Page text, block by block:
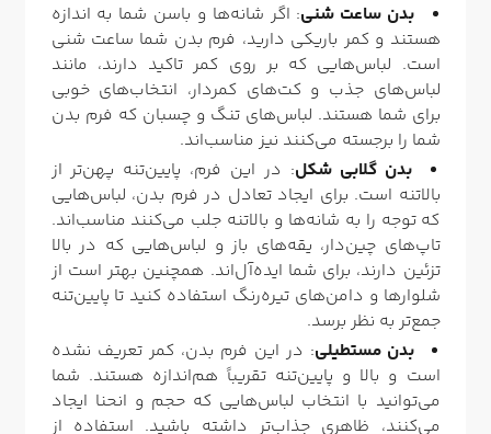
بدن ساعت شنی: اگر شانه‌ها و باسن شما به اندازه
هستند و کمر باریکی دارید، فرم بدن شما ساعت شنی
است. لباس‌هایی که بر روی کمر تاکید دارند، مانند
لباس‌های جذب و کت‌های کمردار، انتخاب‌های خوبی
برای شما هستند. لباس‌های تنگ و چسبان که فرم بدن
شما را برجسته می‌کنند نیز مناسب‌اند.
بدن گلابی شکل: در این فرم، پایین‌تنه پهن‌تر از
بالاتنه است. برای ایجاد تعادل در فرم بدن، لباس‌هایی
که توجه را به شانه‌ها و بالاتنه جلب می‌کنند مناسب‌اند.
تاپ‌های چین‌دار، یقه‌های باز و لباس‌هایی که در بالا
تزئین دارند، برای شما ایده‌آل‌اند. همچنین بهتر است از
شلوارها و دامن‌های تیره‌رنگ استفاده کنید تا پایین‌تنه
جمع‌تر به نظر برسد.
بدن مستطیلی: در این فرم بدن، کمر تعریف نشده
است و بالا و پایین‌تنه تقریباً هم‌اندازه هستند. شما
می‌توانید با انتخاب لباس‌هایی که حجم و انحنا ایجاد
می‌کنند، ظاهری جذاب‌تر داشته باشید. استفاده از